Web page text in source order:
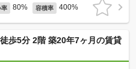
率 80% 容積率 400%
歩5分 2階 築20年7ヶ月の賃貸